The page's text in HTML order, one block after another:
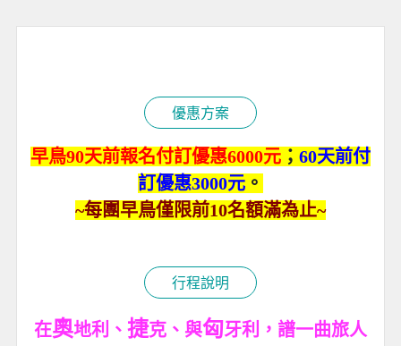
優惠方案
早鳥90天前報名付訂優惠6000元 ； 60天前付
訂優惠3000元 。
~每團早鳥僅限前10名額滿為止~
行程說明
在奧地利、 捷克、與匈牙利，譜一曲旅人